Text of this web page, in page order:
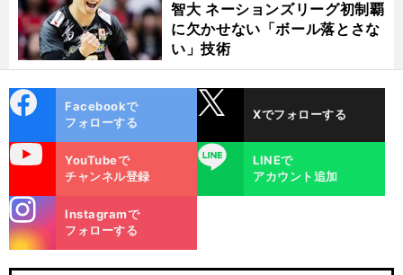
智大 ネーションズリーグ初制覇
に欠かせない「ボール落とさな
い」技術
ok
Facebookで
フォローする
Xでフォローする
YouTubeで
チャンネル登録
LINE
LINEで
アカウント追加
m
Instagramで
フォローする